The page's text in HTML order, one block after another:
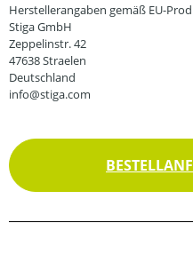
Herstellerangaben gemäß EU-
Stiga GmbH
Zeppelinstr. 42
47638 Straelen
Deutschland
info@stiga.com